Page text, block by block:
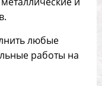
любые
работы на